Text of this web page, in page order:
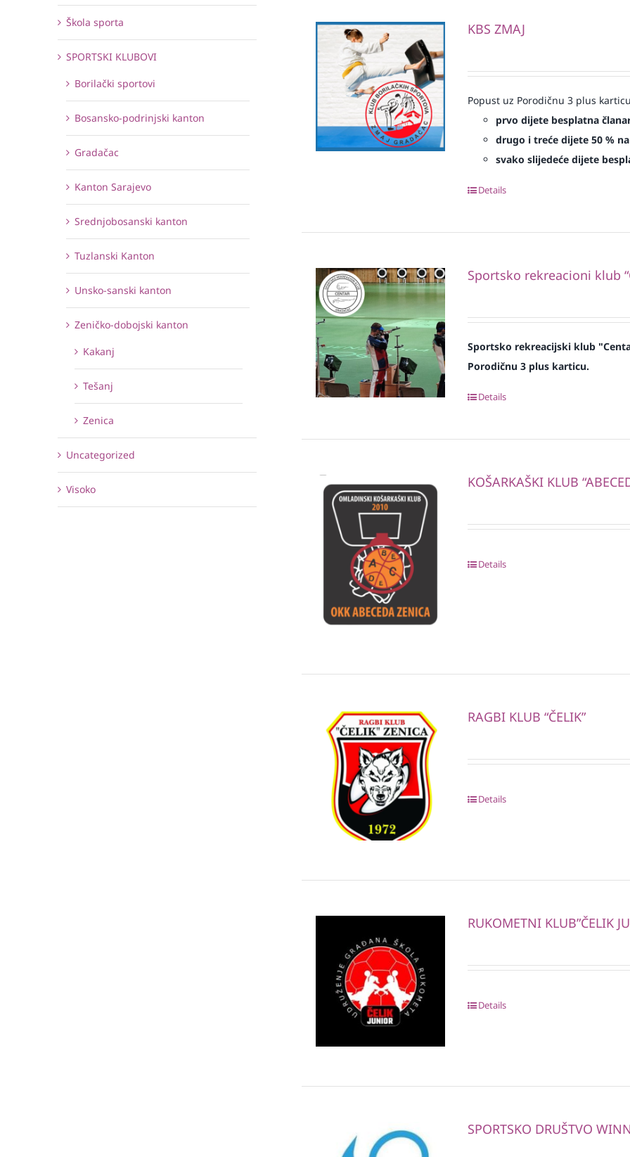
KBS ZMAJ
Popust uz Porodičnu 3 plus
prvo dijete besplatna
drugo i treće dijete 50 %
svako slijedeće dijete
Details
Sportsko rekreacioni klub
Sportsko rekreacijski klub
Porodičnu 3 plus karticu.
Details
KOŠARKAŠKI KLUB
Details
RAGBI KLUB “ČELIK”
Details
RUKOMETNI KLUB”ČELIK
Details
SPORTSKO DRUŠTVO
Škola sporta
SPORTSKI KLUBOVI
Borilački sportovi
Bosansko-podrinjski kanton
Gradačac
Kanton Sarajevo
Srednjobosanski kanton
Tuzlanski Kanton
Unsko-sanski kanton
Zeničko-dobojski kanton
Kakanj
Tešanj
Zenica
Uncategorized
Visoko